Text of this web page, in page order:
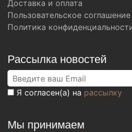
Доставка и оплата
Пользовательское соглашение
Политика
Рассылка новостей
Я согласен(а) на рассылку
Мы принимаем